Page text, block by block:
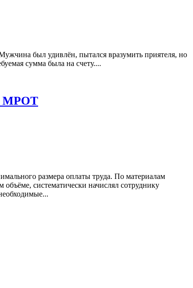
был удивлён, пытался вразумить приятеля, но
сумма была на счету....
МРОТ
размера оплаты труда. По материалам
объёме, систематически начислял сотруднику